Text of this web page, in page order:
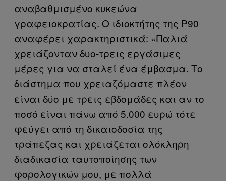
αναβαθμισμένο κυκεώνα
γραφειοκρατίας. Ο ιδιοκτήτης της P90
αναφέρει χαρακτηριστικά: «Παλιά
χρειάζονταν δυο-τρεις εργάσιμες
μέρες για να σταλεί ένα έμβασμα. Το
διάστημα που χρειαζόμαστε πλέον
είναι δύο με τρεις εβδομάδες και αν το
ποσό είναι πάνω από 5.000 ευρώ τότε
φεύγει από τη δικαιοδοσία της
τράπεζας και χρειάζεται ολόκληρη
διαδικασία ταυτοποίησης των
φορολογικών μου, με πολλά